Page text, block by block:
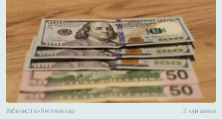
ЎзбекистонЯнгиликлар 2 кун аввал